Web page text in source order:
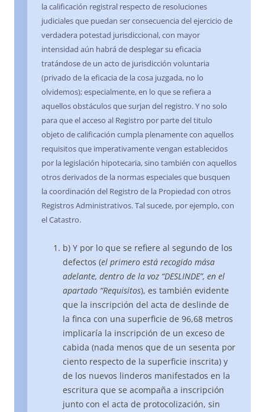
la calificación registral respecto de resoluciones
judiciales que puedan ser consecuencia del ejercicio de
verdadera potestad jurisdiccional, con mayor
intensidad aún habrá de desplegar su eficacia
tratándose de un acto de jurisdicción voluntaria
(privado de la eficacia de la cosa juzgada, no lo
olvidemos); especialmente, en lo que se refiera a
aquellos obstáculos que surjan del registro. Y no solo
para que el acceso al Registro por parte del titulo
objeto de calificación cumpla plenamente con aquellos
requisitos que imperativamente vengan establecidos
por la legislación hipotecaria, sino también con aquellos
otros derivados de la normas especiales que busquen
la coordinación del Registro de la Propiedad con otros
Registros Administrativos. Tal sucede, por ejemplo, con
el Catastro.
b) Y por lo que se refiere al segundo de los
defectos (el primero está recogido mása
adelante, dentro de la voz “DESLINDE”, en el
apartado “Requisitos), es también evidente
que la inscripción del acta de deslinde de
la finca con una superficie de 96,68 metros
implicaría la inscripción de un exceso de
cabida (nada menos que de un sesenta por
ciento respecto de la superficie inscrita) y
de los nuevos linderos manifestados en la
escritura que se acompaña a inscripción
junto con el acta de protocolización, sin